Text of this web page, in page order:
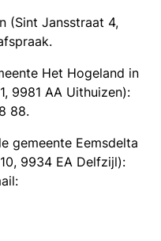
(Sint Jansstraat 4,
Het Hogeland in
9981 AA Uithuizen):
88.
gemeente Eemsdelta
9934 EA Delfzijl):